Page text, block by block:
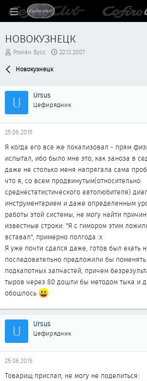
НОВОКУЗНЕЦК
А
т
е
м
ы
Роман Бусс
Д
ч
л
22.12.2007
Новокузнецк
U Ursus
Цефирядник
25.06.2015
Я когда его все же локализовал - прям
испытал, ибо было мне это, как заноза в
даже не столько меня напрягала сама
что я, со всем продвинутым(относительно
среднестатистического автолюбителя)
инструментарием и даже определенным
работы этой системы, не могу найти
известные строки: "Я с гимором этим
вставал", примерно полгода :x
Я уже почти сдался даже, готов был ехать
последовательно предложили бы
подкапотных запчастей, причем
тыров через 80 дошли бы методом тыка и
обошлось
U Ursus
Цефирядник
25.06.2015
Товарищ прислал, не могу не поделиться: